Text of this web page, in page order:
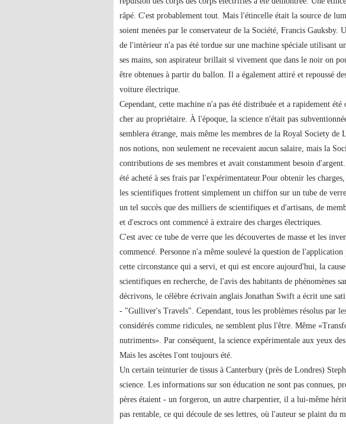
râpé. C'est probablement tout. Mais l'étincelle était la source de
soient menées par le conservateur de la Société, Francis Gauksby.
de l'intérieur n'a pas été tordue sur une machine spéciale utilisant
ses mains, son aspirateur brillait si vivement que dans le noir on
être obtenues à partir du ballon. Il a également attiré et repoussé
voiture électrique.
Cependant, cette machine n'a pas été distribuée et a rapidement
cher au propriétaire. À l'époque, la science n'était pas
semblera étrange, mais même les membres de la Royal Society de
nos notions, non seulement ne recevaient aucun salaire, mais la
contributions de ses membres et avait constamment besoin
été acheté à ses frais par l'expérimentateur.Pour obtenir les
les scientifiques frottent simplement un chiffon sur un tube de
un tel succès que des milliers de scientifiques et d'artisans, de
et d'escrocs ont commencé à extraire des charges électriques.
C'est avec ce tube de verre que les découvertes de masse et les
commencé. Personne n'a même soulevé la question de
cette circonstance qui a servi, et qui est encore aujourd'hui, la
scientifiques en recherche, de l'avis des habitants de phénomènes
décrivons, le célèbre écrivain anglais Jonathan Swift a écrit une
- "Gulliver's Travels". Cependant, tous les problèmes résolus par
considérés comme ridicules, ne semblent plus l'être. Même
nutriments». Par conséquent, la science expérimentale aux yeux
Mais les ascètes l'ont toujours été.
Un certain teinturier de tissus à Canterbury (près de Londres)
science. Les informations sur son éducation ne sont pas connues,
pères étaient - un forgeron, un autre charpentier, il a lui-même
pas rentable, ce qui découle de ses lettres, où l'auteur se plaint du